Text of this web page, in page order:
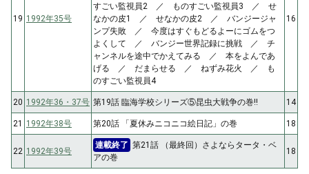
19 1992年35号
すごい監視員2 ／ ものすごい監視員3 ／ せ
なかの皮1 ／ せなかの皮2 ／ バンジージャ
ンプ失敗 ／ 今度はすぐもどるよーにゴムをつ
よくして ／ バンジー世界記録に挑戦 ／ チ
ャンネルを途中でかえてみる ／ 本をよんであ
げる ／ だまらせる ／ ねずみ花火 ／ も
のすごい監視員4
16
20 1992年36・37号 第19話 臨海学校シリーズ⑤昆虫大戦争の巻!! 14
21 1992年38号 第20話 「夏休みニコニコ絵日記」の巻 18
22 1992年39号
連載終了 第21話 （最終回）さよならタータ・ベ
アの巻
18